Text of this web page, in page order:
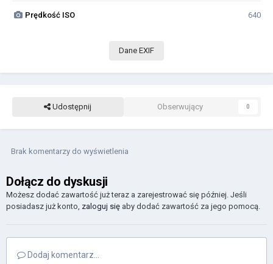
Prędkość ISO 640
Dane EXIF
Udostępnij Obserwujący 0
Brak komentarzy do wyświetlenia
Dołącz do dyskusji
Możesz dodać zawartość już teraz a zarejestrować się później. Jeśli
posiadasz już konto, zaloguj się aby dodać zawartość za jego pomocą.
Dodaj komentarz...